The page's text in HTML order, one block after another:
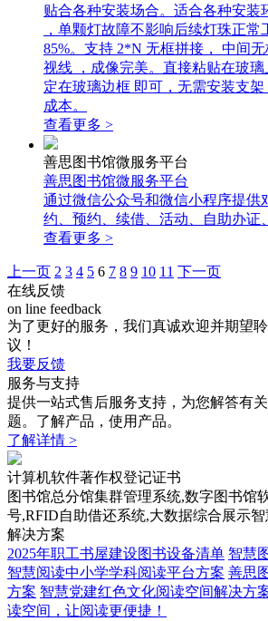
贴合各种安装场合。适合各种安装
，单颗灯故障不影响后续灯珠正常
85%。支持 2*N 无框拼接， 中间
视线 ，成像完美。直接粘贴在玻
定在玻璃边框 即可，无需安装支
成本。
查看更多 >
善思图书馆微服务平台
善思图书馆微服务平台
通过微信公众号和微信小程序提供
约、预约、续借、活动、自助办证
查看更多 >
上一页 2 3 4 5 6 7 8 9 10 11 下一页
在线反馈
on line feedback
为了更好的服务，我们真诚欢迎并期望
议！
我要反馈
服务与支持
提供一站式售后服务支持，为您解答有
题。了解产品，使用产品。
了解详情 >
计算机软件著作权登记证书
图书馆总分馆集群管理系统,数字图书馆
号,RFID自助借还系统,大数据综合展示智
解决方案
2025年职工书屋建设图书设备清单 智慧
智慧阅读中小学学科阅读平台方案 善思
方案 智慧党建红色文化阅读空间解决方
读空间，让阅读更便捷！